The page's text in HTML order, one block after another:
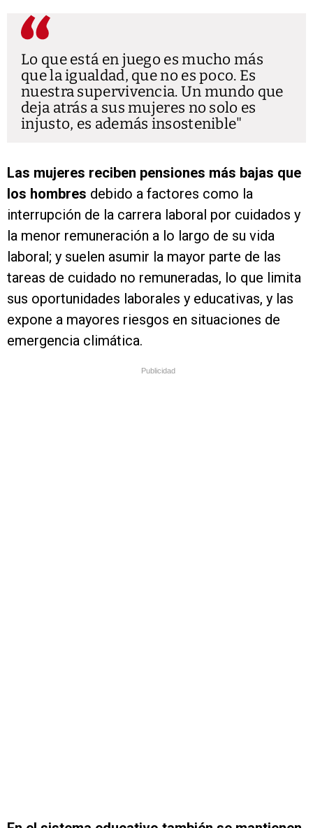
Lo que está en juego es mucho más
que la igualdad, que no es poco. Es
nuestra supervivencia. Un mundo que
deja atrás a sus mujeres no solo es
injusto, es además insostenible
Las mujeres reciben pensiones más bajas que
los hombres debido a factores como la
interrupción de la carrera laboral por cuidados y
la menor remuneración a lo largo de su vida
laboral; y suelen asumir la mayor parte de las
tareas de cuidado no remuneradas, lo que limita
sus oportunidades laborales y educativas, y las
expone a mayores riesgos en situaciones de
emergencia climática.
Publicidad